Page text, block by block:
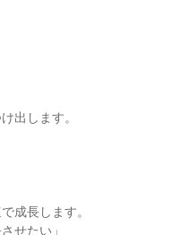
出します。
成長します。
せたい」